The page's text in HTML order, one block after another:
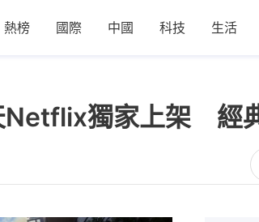
熱榜 國際 中國 科技 生活
Netflix獨家上架 經